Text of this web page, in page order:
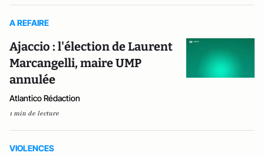
A REFAIRE
Ajaccio : l'élection de Laurent
Marcangelli, maire UMP
annulée
Atlantico Rédaction
1 min de lecture
VIOLENCES